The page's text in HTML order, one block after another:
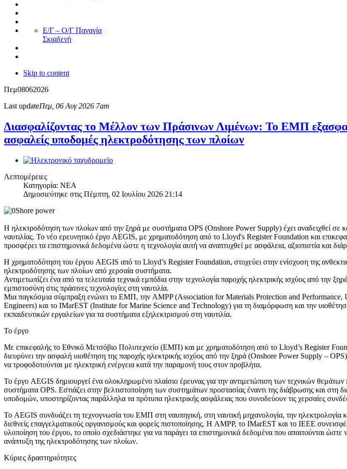
Ε/Γ – Ο/Γ Παναγία
Σκιαδενή
Skip to content
Πεμ08062026
Last updateΠεμ, 06 Αυγ 2026 7am
Διασφαλίζοντας το Μέλλον των Πράσινων Λιμένων: Το ΕΜΠ
ασφαλείς υποδομές ηλεκτροδότησης των πλοίων
Λεπτομέρειες
Κατηγορία: ΝΕΑ
Δημοσιεύτηκε στις Πέμπτη, 02 Ιουλίου 2026 21:14
Η ηλεκτροδότηση των πλοίων από την ξηρά με συστήματα OPS (Onshore Power Supply) έχει αναδειχθεί σε
ναυτιλίας. Το νέο ερευνητικό έργο AEGIS, με χρηματοδότηση από το Lloyd's Register Foundation και
προσφέρει τα επιστημονικά δεδομένα ώστε η τεχνολογία αυτή να αναπτυχθεί με ασφάλεια, αξιοπιστία και
Η χρηματοδότηση του έργου AEGIS από το Lloyd’s Register Foundation, στοχεύει στην ενίσχυση της
ηλεκτροδότησης των πλοίων από χερσαία συστήματα.
Αντιμετωπίζει ένα από τα τελευταία τεχνικά εμπόδια στην τεχνολογία παροχής ηλεκτρικής ισχύος από την
εμπιστοσύνη στις πράσινες τεχνολογίες στη ναυτιλία.
Μια παγκόσμια σύμπραξη ενώνει το ΕΜΠ, την AMPP (Association for Materials Protection and
Engineers) και το IMarEST (Institute for Marine Science and Τechnology) για τη διαμόρφωση και την
εκπαιδευτικών εργαλείων για τα συστήματα εξηλεκτρισμού στη ναυτιλία.
Το έργο
Με επικεφαλής το Εθνικό Μετσόβιο Πολυτεχνείο (ΕΜΠ) και με χρηματοδότηση από το Lloyd’s Register
διευρύνει την ασφαλή υιοθέτηση της παροχής ηλεκτρικής ισχύος από την ξηρά (Onshore Power Supply –
να τροφοδοτούνται με ηλεκτρική ενέργεια κατά την παραμονή τους στον προβλήτα.
Το έργο AEGIS δημιουργεί ένα ολοκληρωμένο πλαίσιο έρευνας για την αντιμετώπιση των τεχνικών
συστήματα OPS. Εστιάζει στην βελτιστοποίηση των συστημάτων προστασίας έναντι της διάβρωσης και στη
υποδομών, υποστηρίζοντας παράλληλα τα πρότυπα ηλεκτρικής ασφάλειας που συνοδεύουν τις χερσαίες
Το AEGIS συνδυάζει τη τεχνογνωσία του ΕΜΠ στη ναυπηγική, στη ναυτική μηχανολογία, την ηλεκτρολογία
διεθνείς επαγγελματικούς οργανισμούς και φορείς πιστοποίησης. Η AMPP, το IMarEST και το IEEE
υλοποίηση του έργου, το οποίο σχεδιάστηκε για να παράγει τα επιστημονικά δεδομένα που απαιτούνται
ανάπτυξη της ηλεκτροδότησης των πλοίων.
Κύριες δραστηριότητες